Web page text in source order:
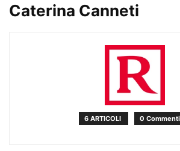
Caterina Canneti
6 ARTICOLI 0 Commenti